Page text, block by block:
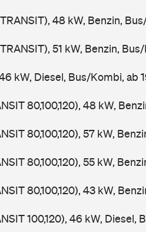
48 kW, Benzin,
51 kW, Benzin,
kW, Diesel, Bus/Kombi, ab
80,100,120), 48 kW,
80,100,120), 57 kW,
80,100,120), 55 kW,
80,100,120), 43 kW,
100,120), 46 kW, Diesel,